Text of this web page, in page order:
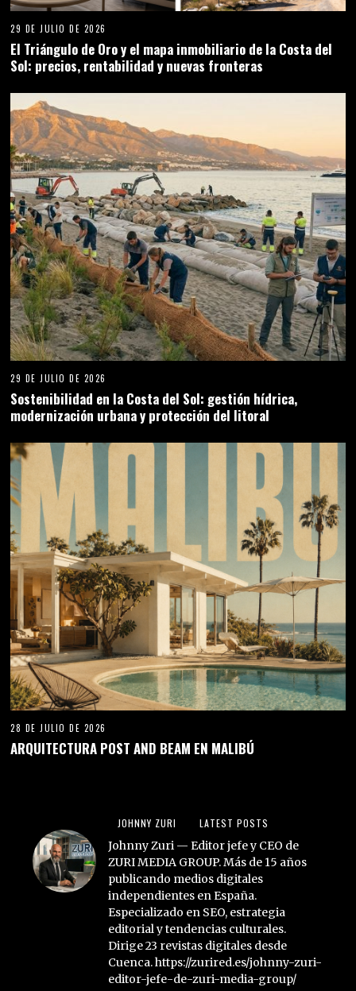
29 DE JULIO DE 2026
El Triángulo de Oro y el mapa inmobiliario de la Costa del
Sol: precios, rentabilidad y nuevas fronteras
29 DE JULIO DE 2026
Sostenibilidad en la Costa del Sol: gestión hídrica,
modernización urbana y protección del litoral
28 DE JULIO DE 2026
ARQUITECTURA POST AND BEAM EN MALIBÚ
JOHNNY ZURI LATEST POSTS
Johnny Zuri — Editor jefe y CEO de
ZURI MEDIA GROUP. Más de 15 años
publicando medios digitales
independientes en España.
Especializado en SEO, estrategia
editorial y tendencias culturales.
Dirige 23 revistas digitales desde
Cuenca. https://zurired.es/johnny-zuri-
editor-jefe-de-zuri-media-group/